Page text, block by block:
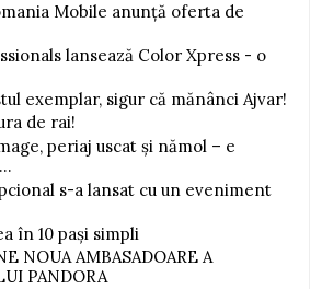
Mobile anunță oferta de
lansează Color Xpress - o
exemplar, sigur că mănânci Ajvar!
de rai!
periaj uscat și nămol – e
s-a lansat cu un eveniment
în 10 pași simpli
NOUA AMBASADOARE A
PANDORA